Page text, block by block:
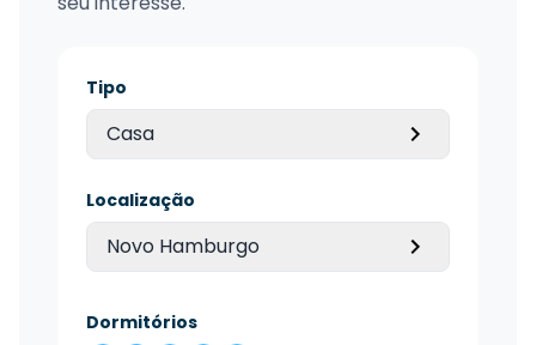
Tipo
Casa
Localização
Novo Hamburgo
Dormitórios